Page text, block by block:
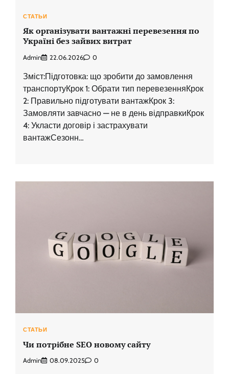
СТАТЬИ
Як організувати вантажні перевезення по
Україні без зайвих витрат
Admin 22.06.2026 0
Зміст:Підготовка: що зробити до замовлення
транспортуКрок 1: Обрати тип перевезенняКрок
2: Правильно підготувати вантажКрок 3:
Замовляти завчасно — не в день відправкиКрок
4: Укласти договір і застрахувати
вантажСезонн…
СТАТЬИ
Чи потрібне SEO новому сайту
Admin 08.09.2025 0